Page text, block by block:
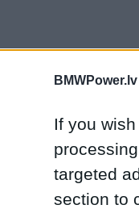
BMWPower.lv
If you
targeted
section to